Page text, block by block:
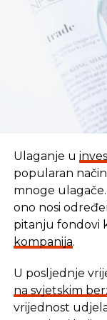
U vremenu
sve skromnije
moderna
Ulaganje u
popularan
mnoge
ono nosi
pitanju fondovi
kompanija.
U posljednje
na svjetskim
vrijednost